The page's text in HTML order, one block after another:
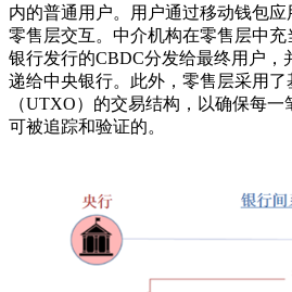
内的普通用户。用户通过移动钱包
零售层交互。中介机构在零售层中
银行发行的CBDC分发给最终用户，
递给中央银行。此外，零售层采用了
（UTXO）的交易结构，以确保每一
可被追踪和验证的。